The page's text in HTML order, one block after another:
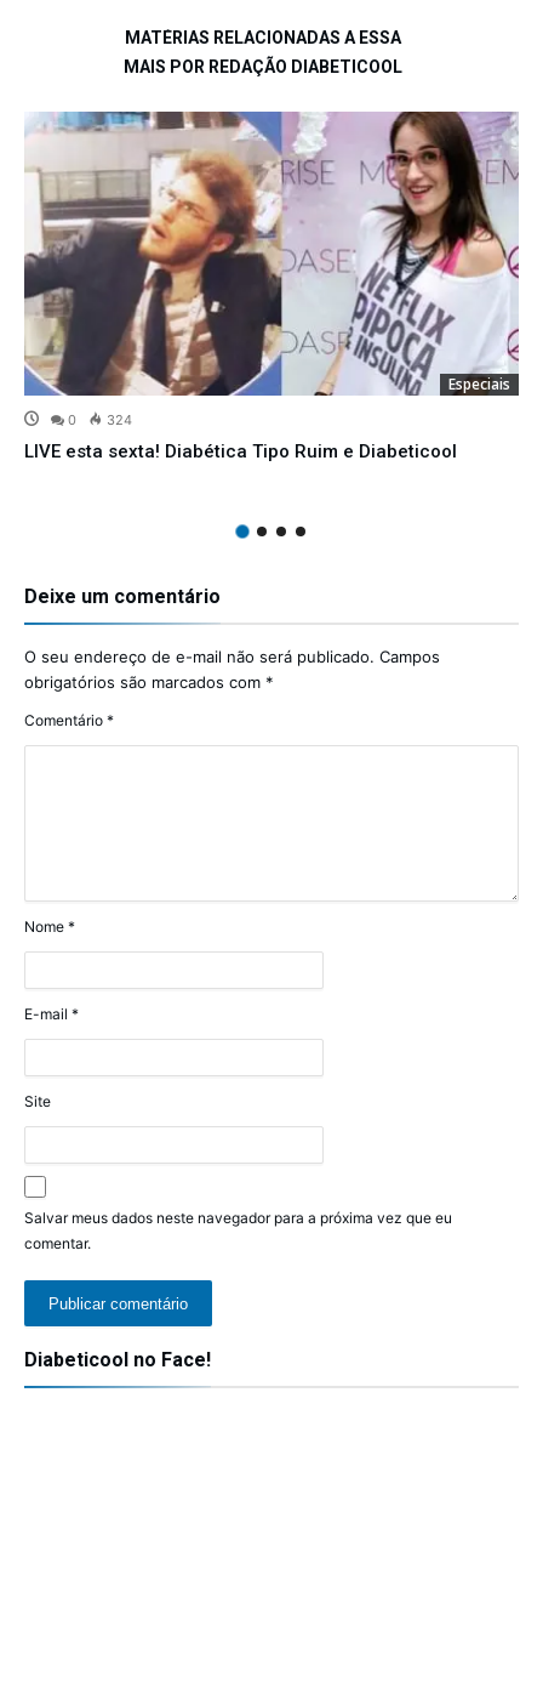
MATÉRIAS RELACIONADAS A ESSA
MAIS POR REDAÇÃO DIABETICOOL
Especiais
0 324
LIVE esta sexta! Diabética Tipo Ruim e Diabeticool
Deixe um comentário
O seu endereço de e-mail não será publicado. Campos
obrigatórios são marcados com *
Comentário *
Nome *
E-mail *
Site
Salvar meus dados neste navegador para a próxima vez que eu
comentar.
Diabeticool no Face!